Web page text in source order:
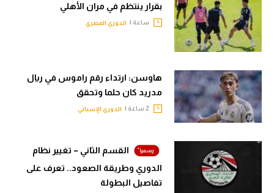
بقرار ينتظم في مران الأهلي
ساعة | الدوري المصري
هاوسن: ارتداء رقم راموس في ريال
مدريد كان حلما وتحقق
الدوري الإسباني
القسم الثاني – تغيير نظام
الدوري وطريقة الصعود.. تعرف على
تفاصيل البطولة